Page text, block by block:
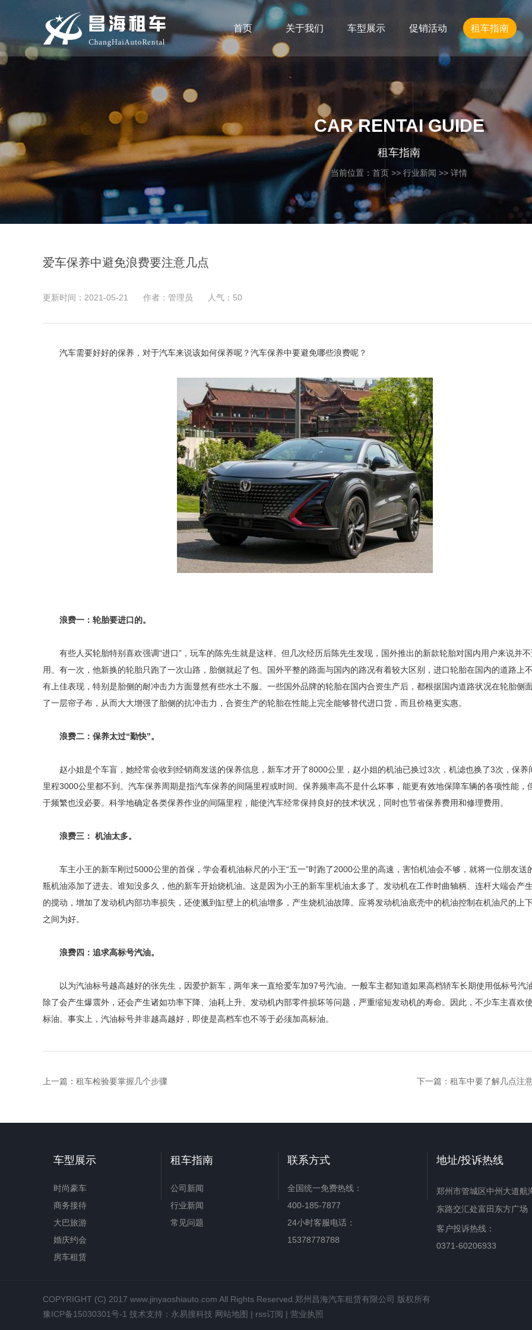
首页 关于我们 车型展示 促销活动 租车指南
CAR RENTAI GUIDE
租车指南
当前位置： 首页 >> 行业新闻 >> 详情
爱车保养中避免浪费要注意几点
更新时间：2021-05-21 作者：管理员 人气： 50
汽车需要好好的保养，对于汽车来说该如何保养呢？汽车保养中要避免哪些浪费呢？
浪费一：轮胎要进口的。
有些人买轮胎特别喜欢强调“进口”，玩车的陈先生就是这样。但几次经历后陈先生发现，国外推出的新款轮胎对国内用户来说并
用。有一次，他新换的轮胎只跑了一次山路，胎侧就起了包。国外平整的路面与国内的路况有着较大区别，进口轮胎在国内的道路上
有上佳表现，特别是胎侧的耐冲击力方面显然有些水土不服。一些国外品牌的轮胎在国内合资生产后，都根据国内道路状况在轮胎侧
了一层帘子布，从而大大增强了胎侧的抗冲击力，合资生产的轮胎在性能上完全能够替代进口货，而且价格更实惠。
浪费二：保养太过“勤快”。
赵小姐是个车盲，她经常会收到经销商发送的保养信息，新车才开了8000公里，赵小姐的机油已换过3次，机滤也换了3次，保养
里程3000公里都不到。汽车保养周期是指汽车保养的间隔里程或时间。保养频率高不是什么坏事，能更有效地保障车辆的各项性能，
于频繁也没必要。科学地确定各类保养作业的间隔里程，能使汽车经常保持良好的技术状况，同时也节省保养费用和修理费用。
浪费三： 机油太多。
车主小王的新车刚过5000公里的首保，学会看机油标尺的小王“五一”时跑了2000公里的高速，害怕机油会不够，就将一位朋友送
瓶机油添加了进去。谁知没多久，他的新车开始烧机油。这是因为小王的新车里机油太多了。发动机在工作时曲轴柄、连杆大端会产
的搅动，增加了发动机内部功率损失，还使溅到缸壁上的机油增多，产生烧机油故障。应将发动机油底壳中的机油控制在机油尺的上
之间为好。
浪费四：追求高标号汽油。
以为汽油标号越高越好的张先生，因爱护新车，两年来一直给爱车加97号汽油。一般车主都知道如果高档轿车长期使用低标号汽
除了会产生爆震外，还会产生诸如功率下降、油耗上升、发动机内部零件损坏等问题，严重缩短发动机的寿命。因此，不少车主喜欢
标油。事实上，汽油标号并非越高越好，即使是高档车也不等于必须加高标油。
上一篇： 租车检验要掌握几个步骤 下一篇： 租车中要了解几点注
车型展示
时尚豪车
商务接待
大巴旅游
婚庆约会
房车租赁
租车指南
公司新闻
行业新闻
常见问题
联系方式
全国统一免费热线：
400-185-7877
24小时客服电话：
15378778788
地址/投诉热线
郑州市管城区中州大道航
东路交汇处富田东方广场
客户投诉热线：
0371-60206933
COPYRIGHT (C) 2017 www.jinyaoshiauto.com All Rights Reserved.郑州昌海汽车租赁有限公司 版权所有
豫ICP备15030301号-1 技术支持： 永易搜科技 网站地图 | rss订阅 | 营业执照